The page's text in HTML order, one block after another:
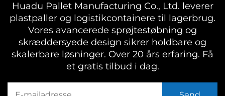
Huadu Pallet Manufacturing Co., Ltd. leverer
plastpaller og logistikcontainere til lagerbrug.
Vores avancerede sprøjtestøbning og
skræddersyede design sikrer holdbare og
skalerbare løsninger. Over 20 års erfaring. Få
et gratis tilbud i dag.